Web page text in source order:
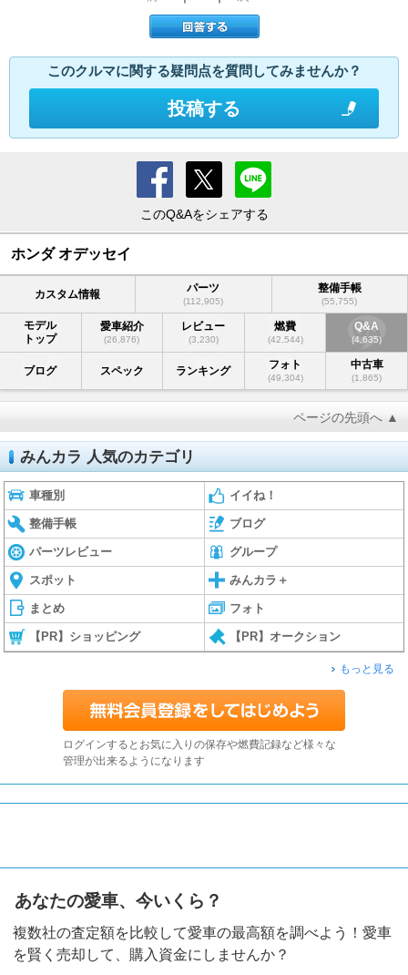
このクルマに関する疑問点を質問してみませんか？
投稿する
このQ&Aをシェアする
ホンダ オデッセイ
カスタム情報 パーツ
(112,905)
整備手帳
(55,755)
モデル
トップ
愛車紹介
(26,876)
レビュー
(3,230)
燃費
(42,544)
Q&A
(4,635)
ブログ スペック ランキング フォト
(49,304)
中古車
(1,865)
ページの先頭へ ▲
みんカラ 人気のカテゴリ
車種別 イイね！
整備手帳 ブログ
パーツレビュー グループ
スポット みんカラ＋
まとめ フォト
【PR】ショッピング 【PR】オークション
もっと見る
ログインするとお気に入りの保存や燃費記録など様々な
管理が出来るようになります
あなたの愛車、今いくら？
複数社の査定額を比較して愛車の最高額を調べよう！愛車
を賢く売却して、購入資金にしませんか？